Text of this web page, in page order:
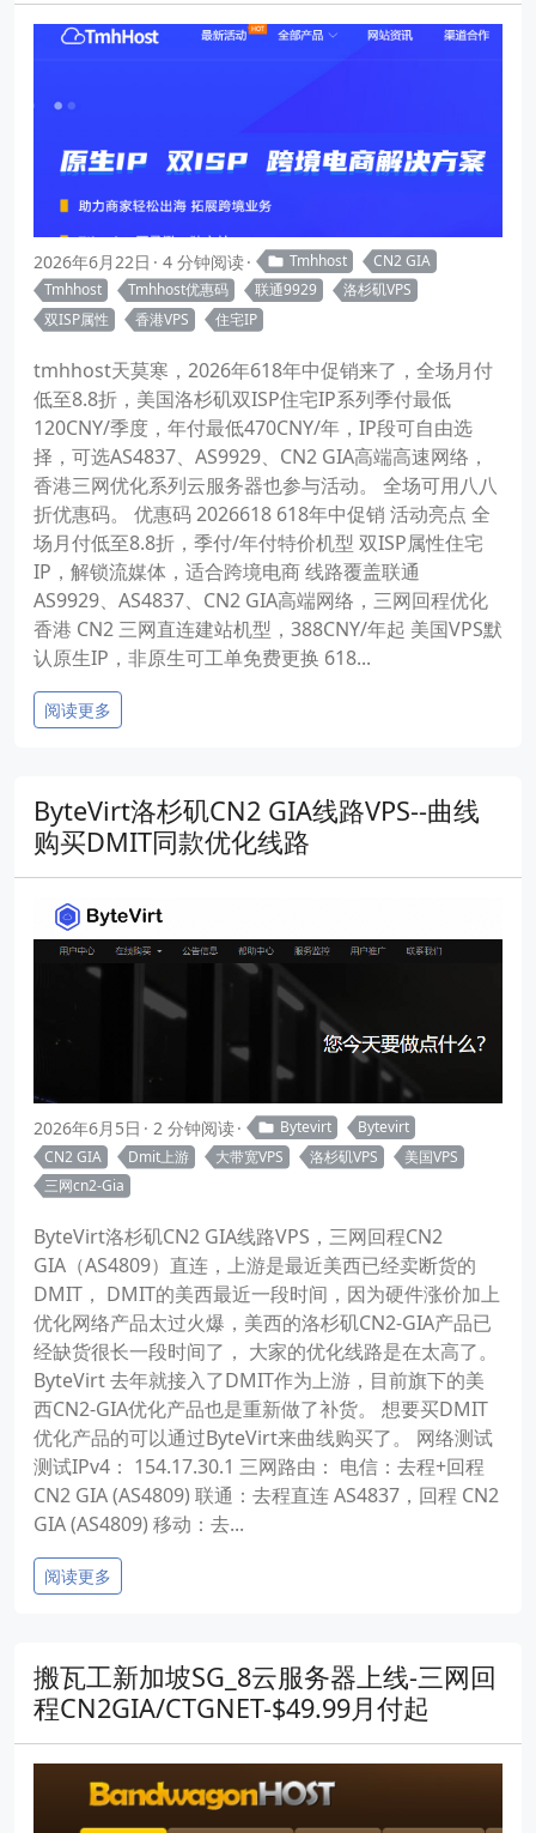
2026年6月22日 4 分钟阅读 Tmhhost
CN2 GIA
Tmhhost
Tmhhost优惠码 联通9929
洛杉矶VPS
双ISP属性
香港VPS 住宅IP
tmhhost天莫寒，2026年618年中促销来了，全场月付
低至8.8折，美国洛杉矶双ISP住宅IP系列季付最低
120CNY/季度，年付最低470CNY/年，IP段可自由选
择，可选AS4837、AS9929、CN2 GIA高端高速网络，
香港三网优化系列云服务器也参与活动。 全场可用八八
折优惠码。 优惠码 2026618 618年中促销 活动亮点 全
场月付低至8.8折，季付/年付特价机型 双ISP属性住宅
IP，解锁流媒体，适合跨境电商 线路覆盖联通
AS9929、AS4837、CN2 GIA高端网络，三网回程优化
香港 CN2 三网直连建站机型，388CNY/年起 美国VPS默
认原生IP，非原生可工单免费更换 618...
阅读更多
ByteVirt洛杉矶CN2 GIA线路VPS--曲线
购买DMIT同款优化线路
2026年6月5日 2 分钟阅读 Bytevirt
Bytevirt
CN2 GIA
Dmit上游 大带宽VPS 洛杉矶VPS
美国VPS
三网cn2-Gia
ByteVirt洛杉矶CN2 GIA线路VPS，三网回程CN2
GIA（AS4809）直连，上游是最近美西已经卖断货的
DMIT， DMIT的美西最近一段时间，因为硬件涨价加上
优化网络产品太过火爆，美西的洛杉矶CN2-GIA产品已
经缺货很长一段时间了， 大家的优化线路是在太高了。
ByteVirt 去年就接入了DMIT作为上游，目前旗下的美
西CN2-GIA优化产品也是重新做了补货。 想要买DMIT
优化产品的可以通过ByteVirt来曲线购买了。 网络测试
测试IPv4： 154.17.30.1 三网路由： 电信：去程+回程
CN2 GIA (AS4809) 联通：去程直连 AS4837，回程 CN2
GIA (AS4809) 移动：去...
阅读更多
搬瓦工新加坡SG_8云服务器上线-三网回
程CN2GIA/CTGNET-$49.99月付起